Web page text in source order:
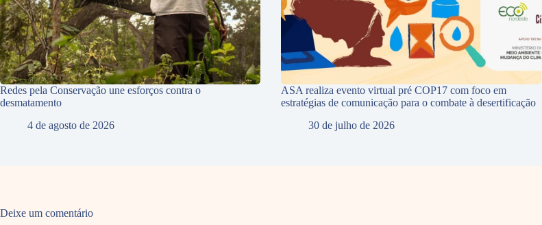
Redes pela Conservação une esforços contra o
desmatamento
4 de agosto de 2026
ASA realiza evento virtual pré COP17 com foco em
estratégias de comunicação para o combate à desertificação
30 de julho de 2026
Deixe um comentário